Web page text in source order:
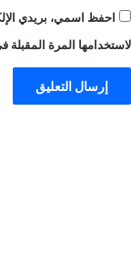
احفظ اسمي، بريدي
لاستخدامها المرة المقبلة